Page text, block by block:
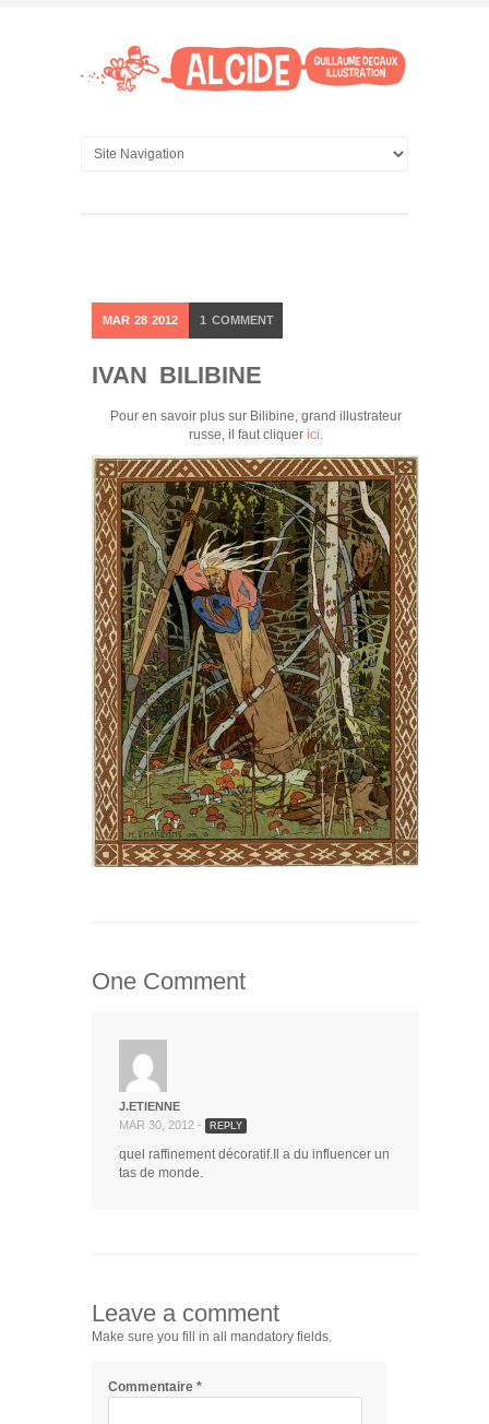
MAR 28 2012 1 COMMENT
IVAN BILIBINE
Pour en savoir plus sur Bilibine, grand illustrateur
russe, il faut cliquer ici.
One Comment
J.ETIENNE
MAR 30, 2012 -
REPLY
quel raffinement décoratif.Il a du influencer un
tas de monde.
Leave a comment
Make sure you fill in all mandatory fields.
Commentaire *